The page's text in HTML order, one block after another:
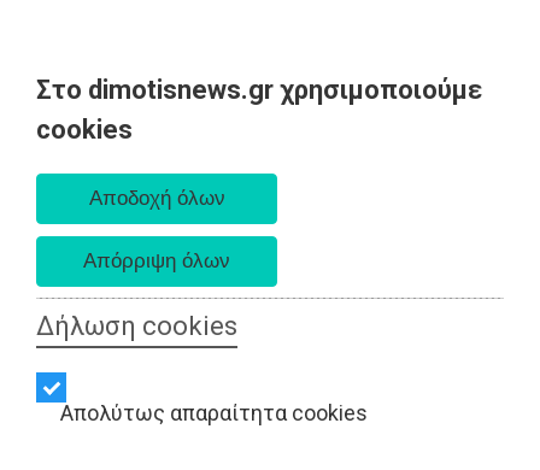
Στο dimotisnews.gr χρησιμοποιούμε
cookies
Δήλωση cookies
Απολύτως απαραίτητα cookies